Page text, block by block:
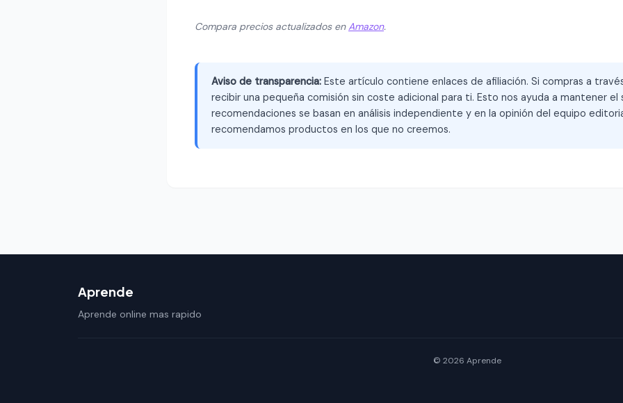
Compara precios actualizados enAmazon.
Aviso de transparencia: Este artículo contiene enlaces de afiliación. Si compras a
recibir una pequeña comisión sin coste adicional para ti. Esto nos ayuda a mantener el
recomendaciones se basan en análisis independiente y en la opinión del equipo
recomendamos productos en los que no creemos.
Aprende
Aprende online mas rapido
© 2026 Aprende